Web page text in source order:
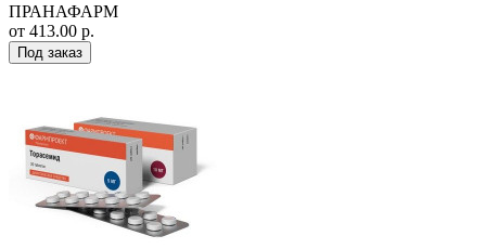
ПРАНАФАРМ
от 413.00 р.
Под заказ